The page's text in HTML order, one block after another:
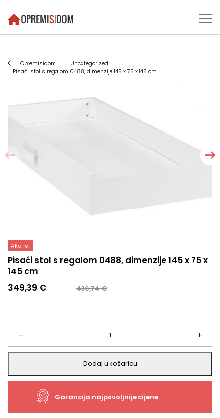
Opremisidom | Uncategorized
|
Pisaći stol s regalom 0488, dimenzije 145 x 75 x 145 cm
Akcija!
Pisaći stol s regalom 0488, dimenzije 145 x 75 x
145 cm
436,74€
Izvorna
je:
436,74 €.
349,39 €
Trenutna
349,39 €.
–
Pisaći
stol
s
+
Dodaj u košaricu
Garancija najpovoljnije cijene